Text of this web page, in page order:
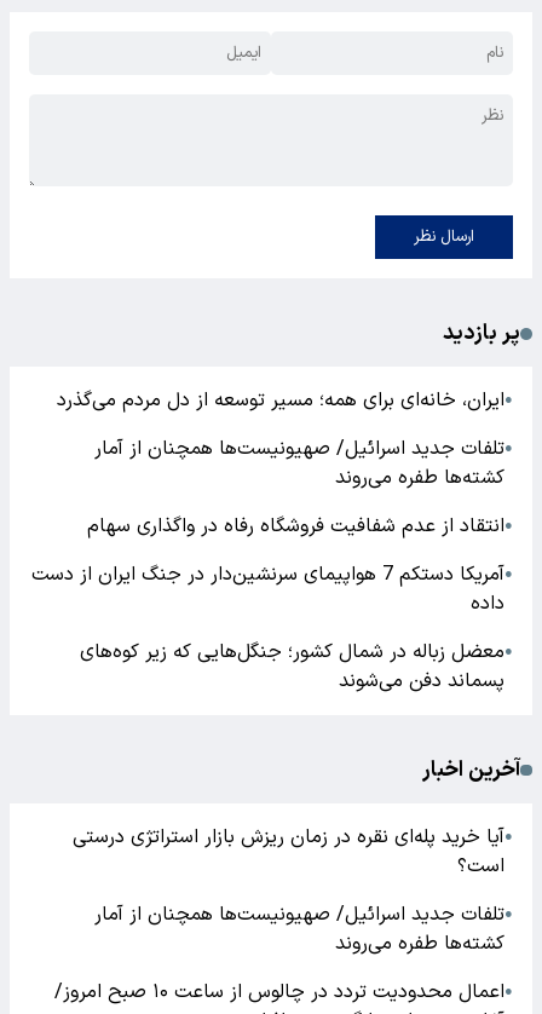
ارسال نظر
پر بازدید
●ایران، خانه‌ای برای همه؛ مسیر توسعه از دل مردم می‌گذرد
●تلفات جدید اسرائیل/ صهیونیست‌ها همچنان از آمار
کشته‌ها طفره می‌روند
●انتقاد از عدم شفافیت فروشگاه رفاه در واگذاری سهام
●
آمریکا دستکم 7 هواپیمای سرنشین‌دار در جنگ ایران از دست
داده
●معضل زباله در شمال کشور؛ جنگل‌هایی که زیر کوه‌های
پسماند دفن می‌شوند
آخرین اخبار
●آیا خرید پله‌ای نقره در زمان ریزش بازار استراتژی درستی
است؟
●تلفات جدید اسرائیل/ صهیونیست‌ها همچنان از آمار
کشته‌ها طفره می‌روند
●
اعمال محدودیت تردد در چالوس از ساعت ۱۰ صبح امروز/